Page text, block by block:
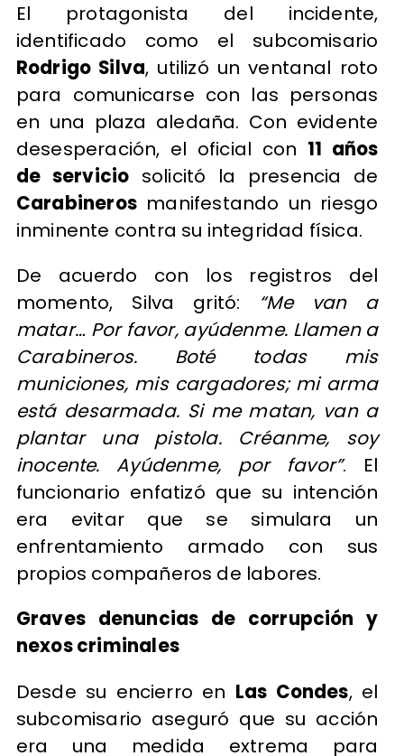
El protagonista del incidente,
identificado como el subcomisario
Rodrigo Silva, utilizó un ventanal roto
para comunicarse con las personas
en una plaza aledaña. Con evidente
desesperación, el oficial con 11 años
de servicio solicitó la presencia de
Carabinerosmanifestando un riesgo
inminente contra su integridad física.
De acuerdo con los registros del
momento, Silva gritó: “Me van a
matar… Por favor, ayúdenme. Llamen a
Carabineros. Boté todas mis
municiones, mis cargadores; mi arma
está desarmada. Si me matan, van a
plantar una pistola. Créanme, soy
inocente. Ayúdenme, por favor”. El
funcionario enfatizó que su intención
era evitar que se simulara un
enfrentamiento armado con sus
propios compañeros de labores.
Graves denuncias de corrupción y
nexos criminales
Desde su encierro en Las Condes, el
subcomisario aseguró que su acción
era una medida extrema para